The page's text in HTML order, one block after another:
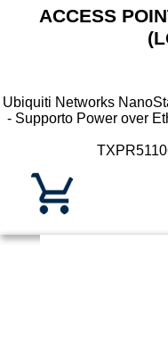
ACCESS
Ubiquiti Networks
- Supporto Power over